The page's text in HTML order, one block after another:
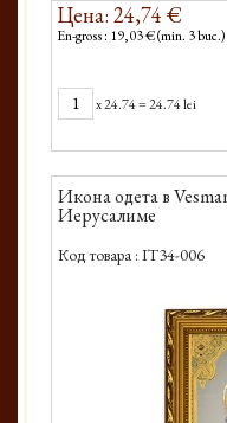
Цена: 24,74 €
En-gross : 19,03 € (min. 3 buc.)
x24.74=24.74 lei
Икона одета в
Иерусалиме
Код товара : IT34-006